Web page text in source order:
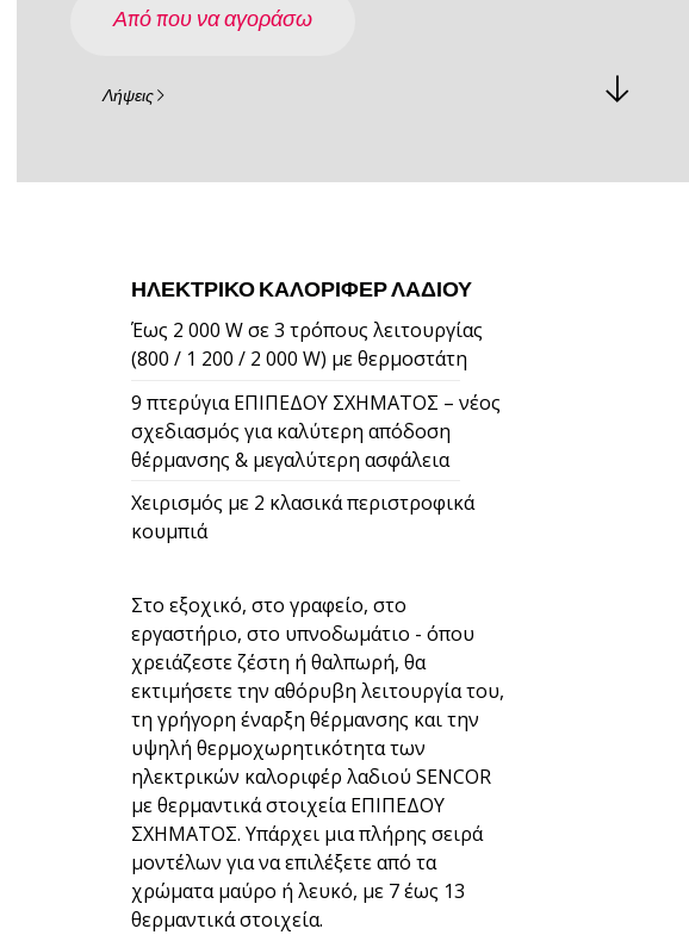
Από που να αγοράσω
Λήψεις
ΗΛΕΚΤΡΙΚΌ ΚΑΛΟΡΙΦΈΡ ΛΑΔΙΟΎ
Έως 2 000 W σε 3 τρόπους λειτουργίας
(800 / 1 200 / 2 000 W) με θερμοστάτη
9 πτερύγια ΕΠΙΠΕΔΟΥ ΣΧΗΜΑΤΟΣ – νέος
σχεδιασμός για καλύτερη απόδοση
θέρμανσης & μεγαλύτερη ασφάλεια
Χειρισμός με 2 κλασικά περιστροφικά
κουμπιά
Στο εξοχικό, στο γραφείο, στο
εργαστήριο, στο υπνοδωμάτιο - όπου
χρειάζεστε ζέστη ή θαλπωρή, θα
εκτιμήσετε την αθόρυβη λειτουργία του,
τη γρήγορη έναρξη θέρμανσης και την
υψηλή θερμοχωρητικότητα των
ηλεκτρικών καλοριφέρ λαδιού SENCOR
με θερμαντικά στοιχεία ΕΠΙΠΕΔΟΥ
ΣΧΗΜΑΤΟΣ. Υπάρχει μια πλήρης σειρά
μοντέλων για να επιλέξετε από τα
χρώματα μαύρο ή λευκό, με 7 έως 13
θερμαντικά στοιχεία.